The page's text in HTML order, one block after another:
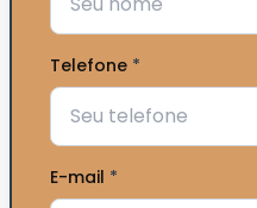
Telefone *
E-mail *